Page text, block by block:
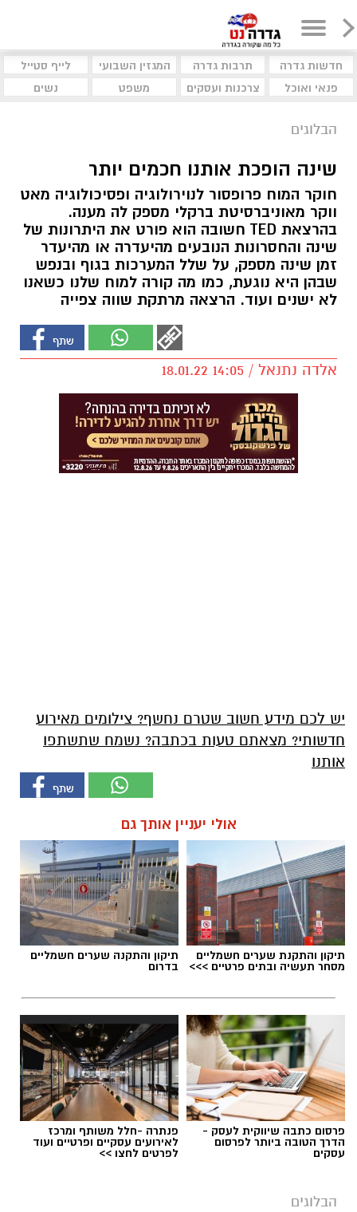
חדשות גדרה תרבות גדרה המגזין השבועי
לייף סטייל
פנאי ואוכל
צרכנות ועסקים משפט נשים
הבלוגים
שינה הופכת אותנו חכמים יותר
חוקר המוח פרופסור לנוירולוגיה ופסיכולוגיה מאט
ווקר מאוניברסיטת ברקלי מספק לה מענה.
בהרצאת TED חשובה הוא פורט את היתרונות של
שינה והחסרונות הנובעים מהיעדרה או מהיעדר
זמן שינה מספק, על שלל המערכות בגוף ובנפש
שבהן היא נוגעת, כמו מה קורה למוח שלנו כשאנו
לא ישנים ועוד. הרצאה מרתקת שווה צפייה
אלדה נתנאל / 14:05 18.01.22
יש לכם מידע חשוב שטרם נחשף? צילומים מאירוע
חדשותי? מצאתם טעות בכתבה? נשמח שתשתפו
אותנו
אולי יעניין אותך גם
תיקון והתקנת שערים חשמליים
מסחר תעשיה ובתים פרטיים >>>
תיקון והתקנה שערים חשמליים
בדרום
פרסום כתבה שיווקית לעסק -
הדרך הטובה ביותר לפרסום
עסקים
פנתרה -חלל משותף ומרכז
לאירועים עסקיים ופרטיים ועוד
לפרטים לחצו >>
הבלוגים